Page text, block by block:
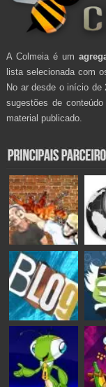
A Colmeia é um
lista selecionada com
No ar desde o início de
sugestões de
material publicado.